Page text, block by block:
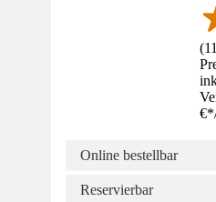
(
€*
Online bestellbar
Reservierbar